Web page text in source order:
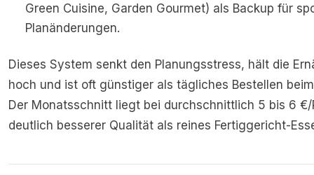
Green Cuisine, Garden Gourmet) als Backup für
Planänderungen.
Dieses System senkt den Planungsstress, hält die
hoch und ist oft günstiger als tägliches Bestellen
Der Monatsschnitt liegt bei durchschnittlich 5 bis 6
deutlich besserer Qualität als reines Fertiggericht-